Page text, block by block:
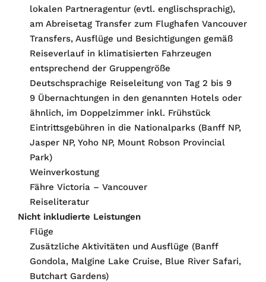
lokalen Partneragentur (evtl. englischsprachig),
am Abreisetag Transfer zum Flughafen Vancouver
Transfers, Ausflüge und Besichtigungen gemäß
Reiseverlauf in klimatisierten Fahrzeugen
entsprechend der Gruppengröße
Deutschsprachige Reiseleitung von Tag 2 bis 9
9 Übernachtungen in den genannten Hotels oder
ähnlich, im Doppelzimmer inkl. Frühstück
Eintrittsgebühren in die Nationalparks (Banff NP,
Jasper NP, Yoho NP, Mount Robson Provincial
Park)
Weinverkostung
Fähre Victoria – Vancouver
Reiseliteratur
Nicht inkludierte Leistungen
Flüge
Zusätzliche Aktivitäten und Ausflüge (Banff
Gondola, Malgine Lake Cruise, Blue River Safari,
Butchart Gardens)